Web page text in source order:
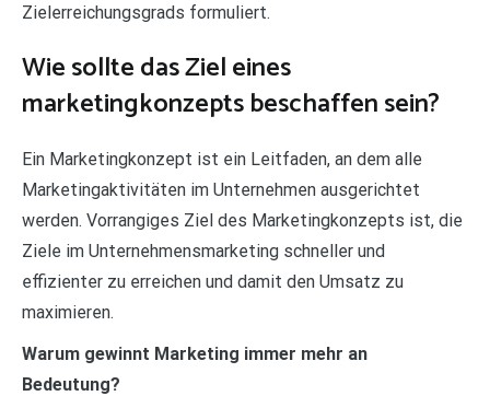
Zielerreichungsgrads formuliert.
Wie sollte das Ziel eines
marketingkonzepts beschaffen sein?
Ein Marketingkonzept ist ein Leitfaden, an dem alle
Marketingaktivitäten im Unternehmen ausgerichtet
werden. Vorrangiges Ziel des Marketingkonzepts ist, die
Ziele im Unternehmensmarketing schneller und
effizienter zu erreichen und damit den Umsatz zu
maximieren.
Warum gewinnt Marketing immer mehr an
Bedeutung?